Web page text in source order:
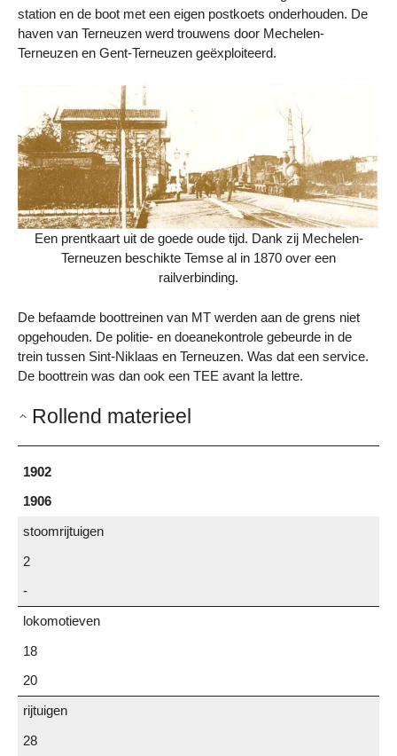
station en de boot met een eigen postkoets onderhouden. De
haven van Terneuzen werd trouwens door Mechelen-
Terneuzen en Gent-Terneuzen geëxploiteerd.
Een prentkaart uit de goede oude tijd. Dank zij Mechelen-
Terneuzen beschikte Temse al in 1870 over een
railverbinding.
De befaamde boottreinen van MT werden aan de grens niet
opgehouden. De politie- en doeanekontrole gebeurde in de
trein tussen Sint-Niklaas en Terneuzen. Was dat een service.
De boottrein was dan ook een TEE avant la lettre.
Rollend materieel
1902
1906
stoomrijtuigen
2
-
lokomotieven
18
20
rijtuigen
28